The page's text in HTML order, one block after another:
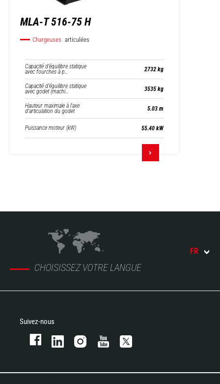
MLA-T 516-75 H
Chargeuses articulées
Capacité d’équilibre statique
avec fourches à p… 2732 kg
Capacité d’équilibre statique
avec godet (machi… 3535 kg
Hauteur maximale à l'axe
d'articulation du godet 5.03 m
Puissance moteur (kW) 55.40 kW
CHOISISSEZ VOTRE LANGUE
FR
Suivez-nous